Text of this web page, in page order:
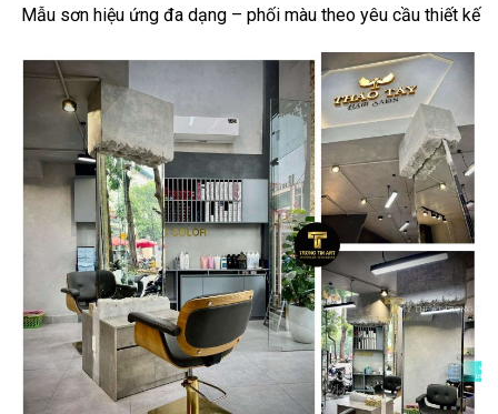
Mẫu sơn hiệu ứng đa dạng – phối màu theo yêu cầu thiết kế